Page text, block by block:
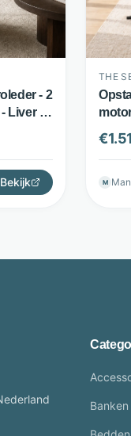
- 2
Liver -
Bekijk
THE
The
€
M
Banken